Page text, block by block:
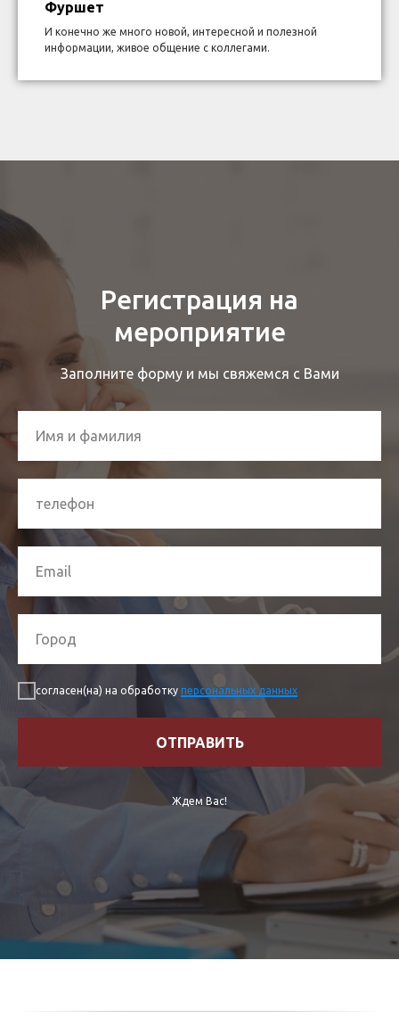
Фуршет
И конечно же много новой, интересной и полезной
информации, живое общение с коллегами.
Регистрация на
мероприятие
Заполните форму и мы свяжемся с Вами
согласен(на) на обработку персональных данных
ОТПРАВИТЬ
Ждем Вас!